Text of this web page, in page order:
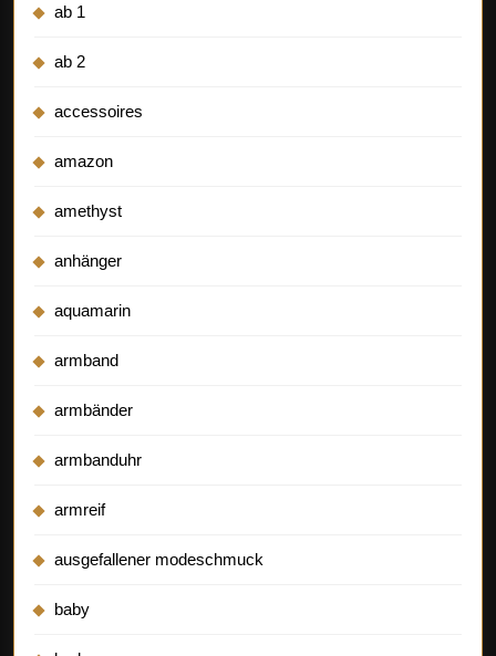
ab 1
ab 2
accessoires
amazon
amethyst
anhänger
aquamarin
armband
armbänder
armbanduhr
armreif
ausgefallener modeschmuck
baby